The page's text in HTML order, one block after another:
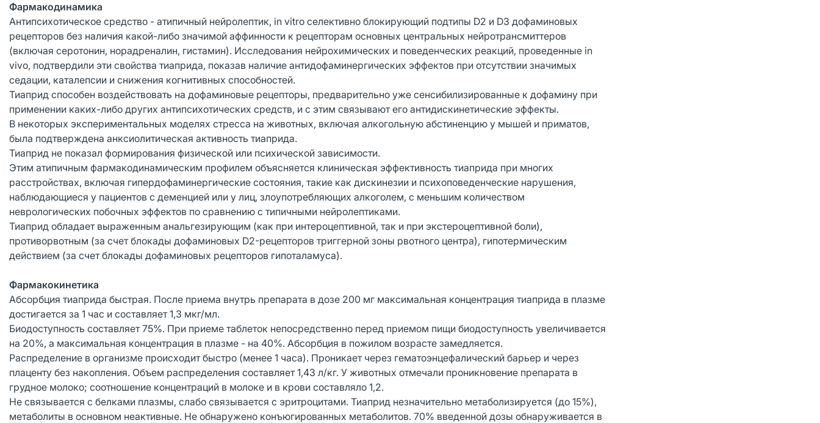
Фармакодинамика
Антипсихотическое средство - атипичный нейролептик, in vitro селективно блокирующий подтипы D2 и D3 дофаминовых
рецепторов без наличия какой-либо значимой аффинности к рецепторам основных центральных нейротрансмиттеров
(включая серотонин, норадреналин, гистамин). Исследования нейрохимических и поведенческих реакций, проведенные in
vivo, подтвердили эти свойства тиаприда, показав наличие антидофаминергических эффектов при отсутствии значимых
седации, каталепсии и снижения когнитивных способностей.
Тиаприд способен воздействовать на дофаминовые рецепторы, предварительно уже сенсибилизированные к дофамину при
применении каких-либо других антипсихотических средств, и с этим связывают его антидискинетические эффекты.
В некоторых экспериментальных моделях стресса на животных, включая алкогольную абстиненцию у мышей и приматов,
была подтверждена анксиолитическая активность тиаприда.
Тиаприд не показал формирования физической или психической зависимости.
Этим атипичным фармакодинамическим профилем объясняется клиническая эффективность тиаприда при многих
расстройствах, включая гипердофаминергические состояния, такие как дискинезии и психоповеденческие нарушения,
наблюдающиеся у пациентов с деменцией или у лиц, злоупотребляющих алкоголем, с меньшим количеством
неврологических побочных эффектов по сравнению с типичными нейролептиками.
Тиаприд обладает выраженным анальгезирующим (как при интероцептивной, так и при экстероцептивной боли),
противорвотным (за счет блокады дофаминовых D2-рецепторов триггерной зоны рвотного центра), гипотермическим
действием (за счет блокады дофаминовых рецепторов гипоталамуса).
Фармакокинетика
Абсорбция тиаприда быстрая. После приема внутрь препарата в дозе 200 мг максимальная концентрация тиаприда в плазме
достигается за 1 час и составляет 1,3 мкг/мл.
Биодоступность составляет 75%. При приеме таблеток непосредственно перед приемом пищи биодоступность увеличивается
на 20%, а максимальная концентрация в плазме - на 40%. Абсорбция в пожилом возрасте замедляется.
Распределение в организме происходит быстро (менее 1 часа). Проникает через гематоэнцефалический барьер и через
плаценту без накопления. Объем распределения составляет 1,43 л/кг. У животных отмечали проникновение препарата в
грудное молоко; соотношение концентраций в молоке и в крови составляло 1,2.
Не связывается с белками плазмы, слабо связывается с эритроцитами. Тиаприд незначительно метаболизируется (до 15%),
метаболиты в основном неактивные. Не обнаружено конъюгированных метаболитов. 70% введенной дозы обнаруживается в